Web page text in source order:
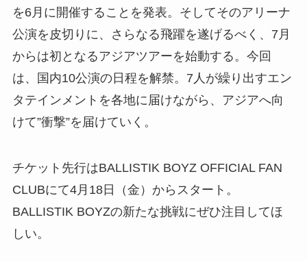
を6月に開催することを発表。そしてそのアリーナ
公演を皮切りに、さらなる飛躍を遂げるべく、7月
からは初となるアジアツアーを始動する。今回
は、国内10公演の日程を解禁。7人が繰り出すエン
タテインメントを各地に届けながら、アジアへ向
けて”衝撃”を届けていく。
チケット先行はBALLISTIK BOYZ OFFICIAL FAN
CLUBにて4月18日（金）からスタート。
BALLISTIK BOYZの新たな挑戦にぜひ注目してほ
しい。